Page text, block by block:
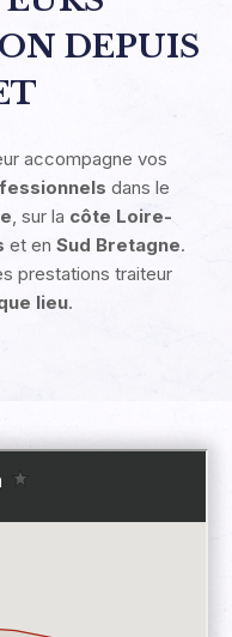
DEPUIS
accompagne vos
dans le
, sur la côte Loire-
et en Sud Bretagne.
prestations traiteur
lieu.